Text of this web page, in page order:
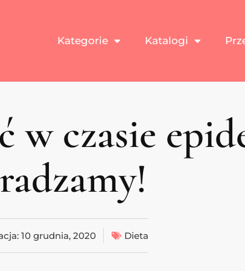
Kategorie Katalogi
w czasie
10 grudnia, 2020 Dieta